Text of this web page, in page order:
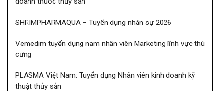
SHRIMPHARMAQUA – Tuyển dụng nhân sự 2026
Vemedim tuyển dụng nam nhân viên Marketing lĩnh vực thú
cưng
PLASMA Việt Nam: Tuyển dụng Nhân viên kinh doanh kỹ
thuật thủy sản